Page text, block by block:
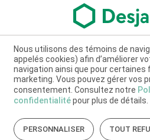
Nous utilisons des témoins de
appelés cookies) afin d’améliorer
navigation ainsi que pour
marketing. Vous pouvez gérer vos
consentement. Consultez notre
confidentialitépour plus de détails.
PERSONNALISER TOUT